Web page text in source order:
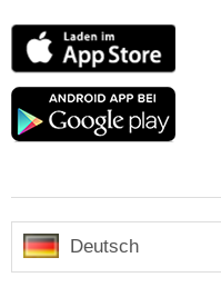
App
Store
Deutsch